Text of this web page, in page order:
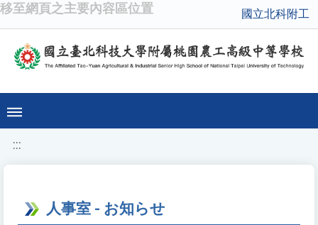
移至網頁之主要內容區位置 國立北科附工
:::
人事室 - お知らせ